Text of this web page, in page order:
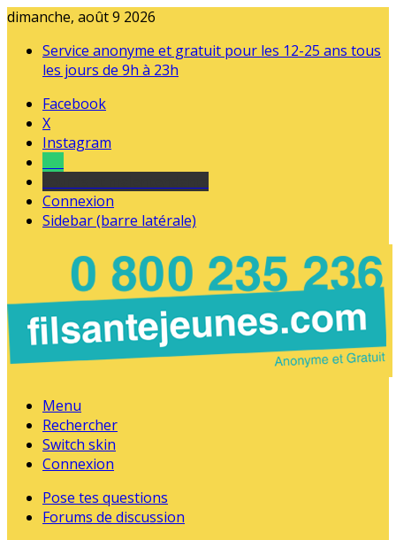
dimanche, août 9 2026
Service anonyme et gratuit pour les 12-25 ans tous
les jours de 9h à 23h
Facebook
X
Instagram
Connexion
Sidebar (barre latérale)
Menu
Rechercher
Switch skin
Connexion
Pose tes questions
Forums de discussion